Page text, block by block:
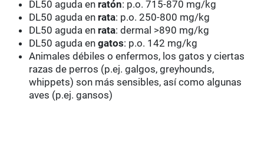
DL50 aguda en ratón: p.o. 715-870 mg/kg
DL50 aguda en rata: p.o. 250-800 mg/kg
DL50 aguda en rata: dermal >890 mg/kg
DL50 aguda engatos: p.o. 142 mg/kg
Animales débiles o enfermos, los gatos y ciertas
razas de perros (p.ej. galgos, greyhounds,
whippets) son más sensibles, así como algunas
aves (p.ej. gansos)